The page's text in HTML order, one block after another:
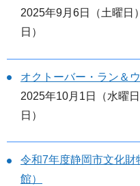
2025年9月6日（土曜日
日）
オクトーバー・ラン＆
2025年10月1日（水曜
日）
令和7年度静岡市文化
館）